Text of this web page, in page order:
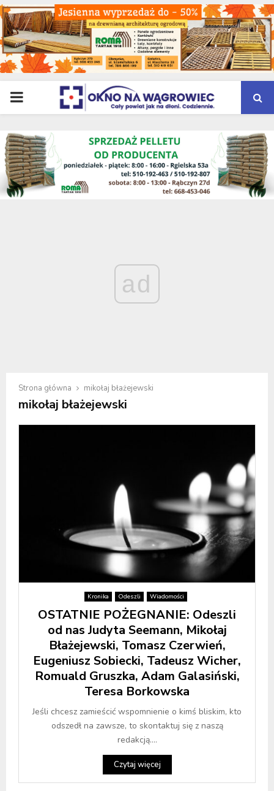
PRIMARY
MENU
ad
Strona główna mikołaj błażejewski
mikołaj błażejewski
Kronika Odeszli Wiadomości
OSTATNIE POŻEGNANIE: Odeszli
od nas Judyta Seemann, Mikołaj
Błażejewski, Tomasz Czerwień,
Eugeniusz Sobiecki, Tadeusz Wicher,
Romuald Gruszka, Adam Galasiński,
Teresa Borkowska
Jeśli chcesz zamieścić wspomnienie o kimś bliskim, kto
odszedł na zawsze, to skontaktuj się z naszą
redakcją....
Czytaj więcej